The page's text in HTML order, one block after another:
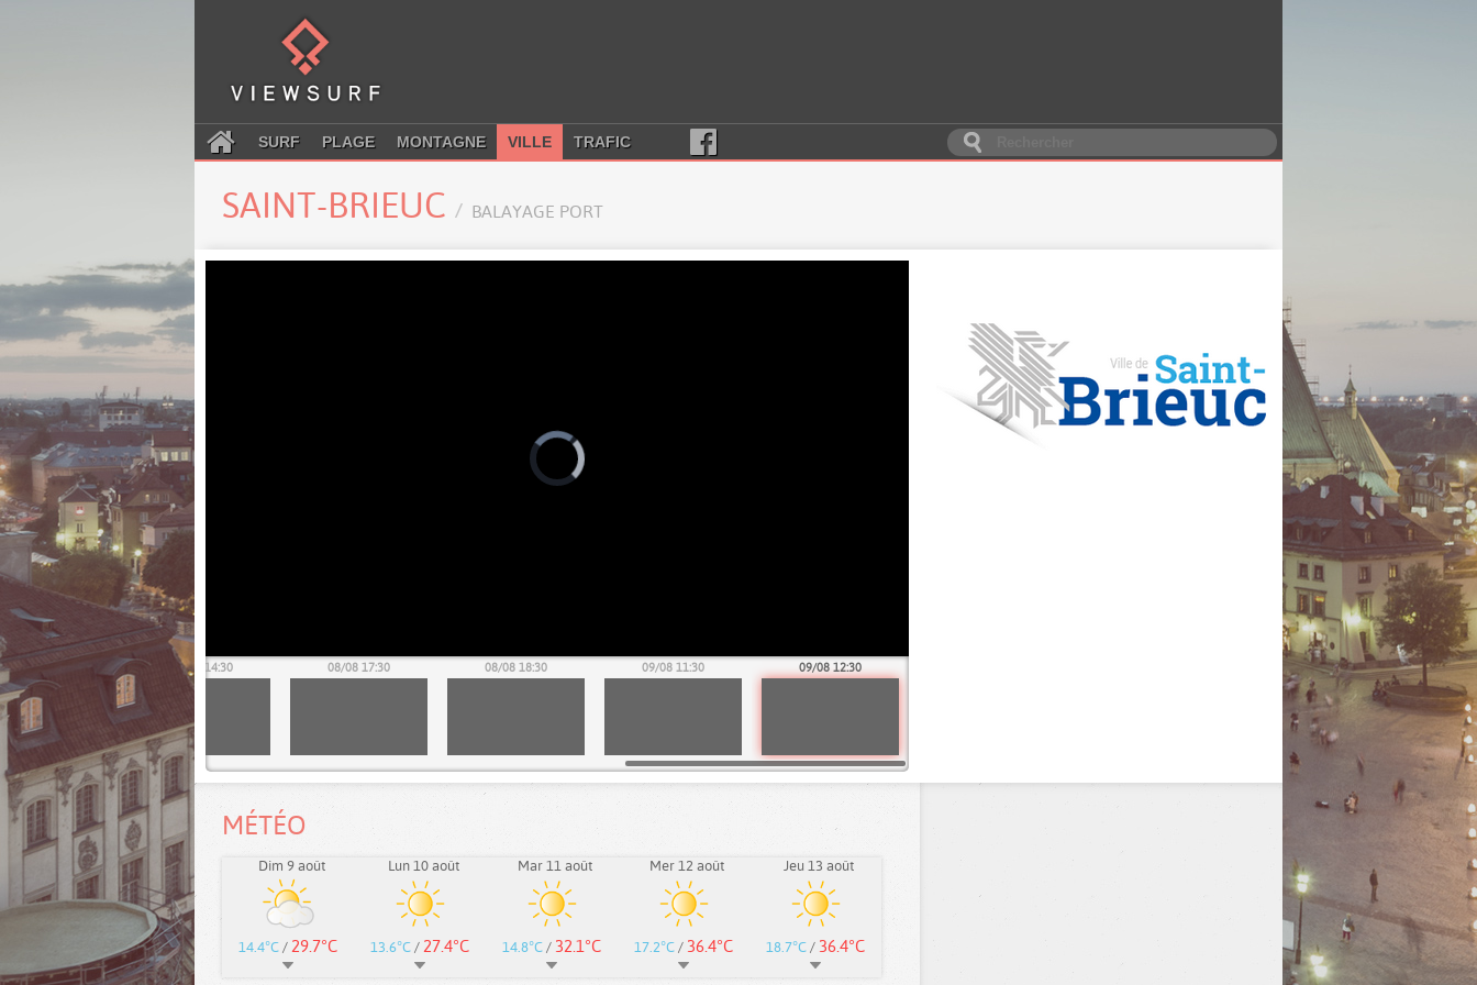
SURF PLAGE MONTAGNE VILLE TRAFIC
SAINT-BRIEUC BALAYAGE PORT
08/08 13:30 08/08 14:30 08/08 17:30 08/08 18:30 09/08 11:30 09/08 12:30
MÉTÉO
Dim 9 août
14.4°C / 29.7°C
Lun 10 août
13.6°C / 27.4°C
Mar 11 août
14.8°C / 32.1°C
Mer 12 août
17.2°C / 36.4°C
Jeu 13 août
18.7°C / 36.4°C